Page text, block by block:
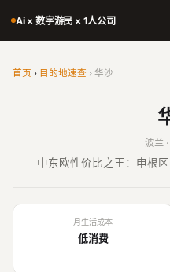
Ai × 数字游民 × 1人公司
首页 › 目的地速查 › 华沙
波兰 ·
中东欧性价比之王：申根
月生活成本
低消费